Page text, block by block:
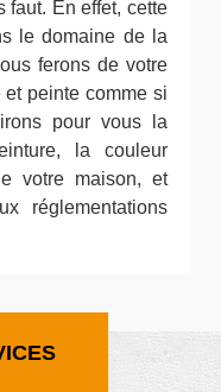
faut. En effet, cette
le domaine de la
ferons de votre
peinte comme si
pour vous la
la couleur
votre maison, et
réglementations